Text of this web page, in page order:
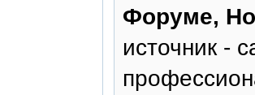
Форуме,
источник -